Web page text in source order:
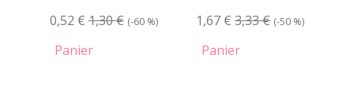
0,52 € 1,30 € (-60 %)
Panier
1,67 € 3,33 € (-50 %)
Panier